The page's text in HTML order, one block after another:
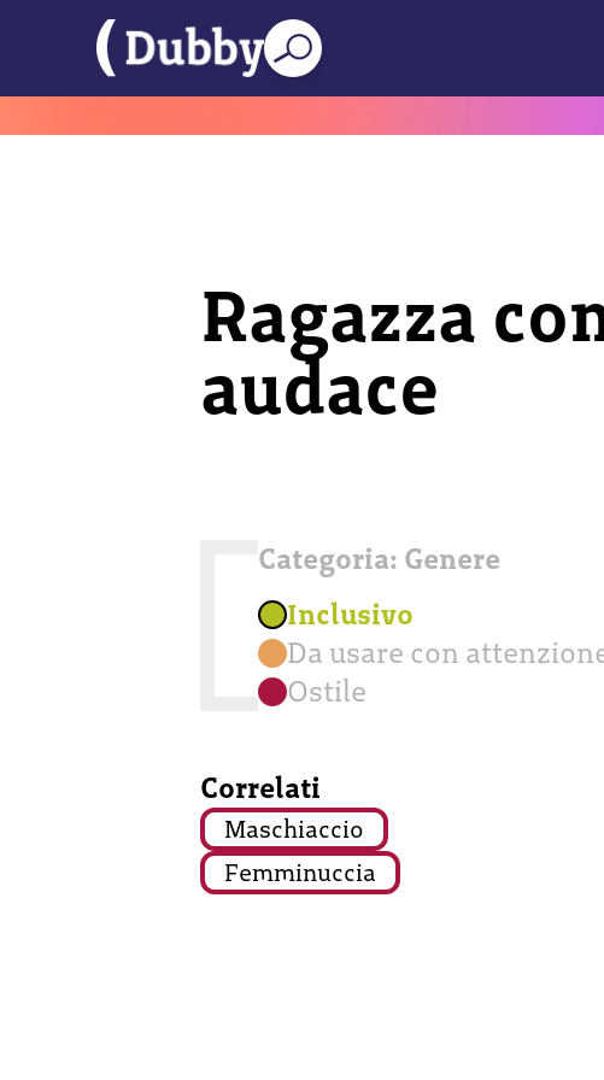
Ragazza
audace
Categoria: Genere
Inclusivo
Da usare con
Ostile
Correlati
Maschiaccio
Femminuccia